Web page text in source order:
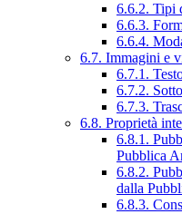
6.6.2. Tipi
6.6.3.
6.6.4.
6.7. Immagini e
6.7.1.
6.7.2.
6.7.3.
6.8. Proprietà
6.8.1.
Pubblica
6.8.2.
dalla
6.8.3.